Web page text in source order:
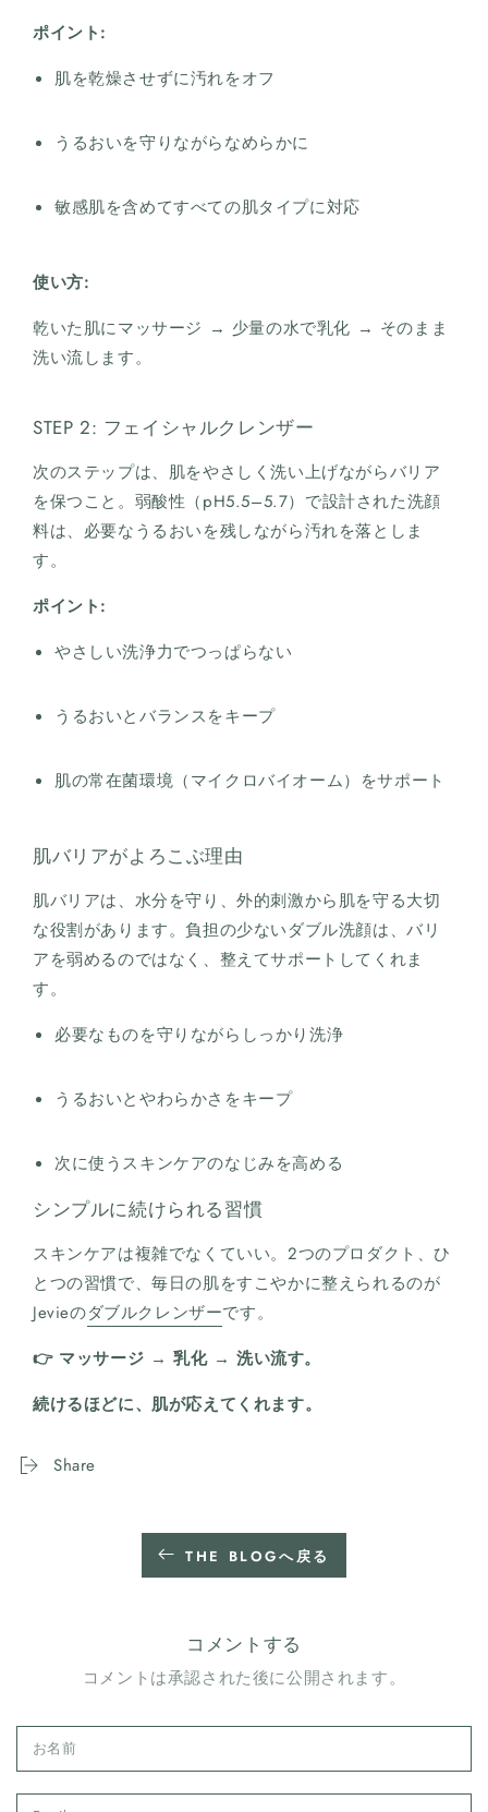
ポイント:
肌を乾燥させずに汚れをオフ
うるおいを守りながらなめらかに
敏感肌を含めてすべての肌タイプに対応
使い方:
乾いた肌にマッサージ → 少量の水で乳化 → そのまま
洗い流します。
STEP 2: フェイシャルクレンザー
次のステップは、肌をやさしく洗い上げながらバリア
を保つこと。弱酸性（pH5.5–5.7）で設計された洗顔
料は、必要なうるおいを残しながら汚れを落としま
す。
ポイント:
やさしい洗浄力でつっぱらない
うるおいとバランスをキープ
肌の常在菌環境（マイクロバイオーム）をサポート
肌バリアがよろこぶ理由
肌バリアは、水分を守り、外的刺激から肌を守る大切
な役割があります。負担の少ないダブル洗顔は、バリ
アを弱めるのではなく、整えてサポートしてくれま
す。
必要なものを守りながらしっかり洗浄
うるおいとやわらかさをキープ
次に使うスキンケアのなじみを高める
シンプルに続けられる習慣
スキンケアは複雑でなくていい。2つのプロダクト、ひ
とつの習慣で、毎日の肌をすこやかに整えられるのが
Jevieのダブルクレンザーです。
👉 マッサージ → 乳化 → 洗い流す。
続けるほどに、肌が応えてくれます。
Share
THE BLOGへ戻る
コメントする
コメントは承認された後に公開されます。
名
前Email